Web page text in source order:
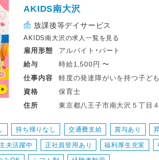
AKIDS南大沢
放課後等デイサービス
AKIDS南大沢の求人一覧を見る
雇用形態
アルバイト・パート
給与
時給1,500円 〜
仕事内容
軽度の発達障がいを持つ子ども
体育をベースとした個別運動支
子ども一人ひとりにじっくり
・専門医監修のプログラムに沿
・子どもたちの安全な見守り
・お部屋の掃除や、使用する運
資格
保育士
住所
東京都八王子市南大沢５丁目
持ち帰りなし 交通費支給 賞与あり
夫活躍中 正社員登用あり 福利厚生充実